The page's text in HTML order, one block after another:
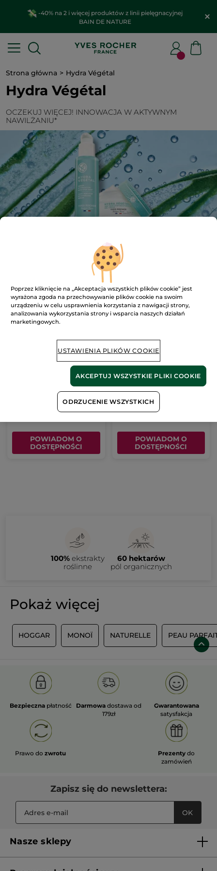
-40% na 2 i więcej produktów z linii pielęgnacyjnej
BAIN DE NATURE
Strona główna Hydra Végétal
Hydra Végétal
OCZEKUJ WIĘCEJ! INNOWACJA W AKTYWNYM
NAWILŻANIU*
SORTUJ WEDŁUG
BESTSELLER
Krem intensywnie
nawilżający na dzień i
na noc & maska 75 ml
POWIADOM O
DOSTĘPNOŚCI
Nawilżająco-
rozświetlający żel pod
oczy
15 ml
(780)
4333.34 zł / 1l
65.00 zł
POWIADOM O
DOSTĘPNOŚCI
100% ekstrakty
roślinne
60 hektarów
pól organicznych
Pokaż więcej
HOGGAR MONOÏ NATURELLE PEAU
Bezpieczna płatność Darmowa dostawa od
179zł
Gwarantowana
satysfakcja
Prawo dozwrotu Prezenty do
zamówień
Zapisz się do newslettera:
OK
Nasze sklepy
Poprzez kliknięcie na „Akceptacja wszystkich plików cookie” jest
wyrażona zgoda na przechowywanie plików cookie na swoim
urządzeniu w celu usprawnienia korzystania z nawigacji strony,
analizowania wykorzystania strony i wsparcia naszych działań
marketingowych.
USTAWIENIA PLIKÓW COOKIE
ODRZUCENIE WSZYSTKICH
AKCEPTUJ WSZYSTKIE PLIKI COOKIE